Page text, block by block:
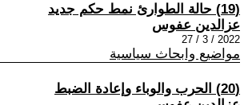
(19) حالة الطوارئ نمط حكم جديد
عزالدين عفوس
2022 / 3 / 27
مواضيع وابحاث سياسية
(20) الحرب والوباء وإعادة الضبط